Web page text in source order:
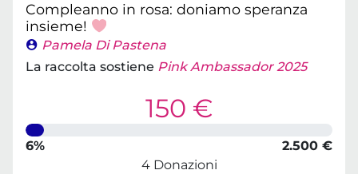
Compleanno in rosa: doniamo speranza
insieme!
Pamela Di Pastena
La raccolta sostiene Pink Ambassador 2025
150 €
6%
2.500 €
4 Donazioni